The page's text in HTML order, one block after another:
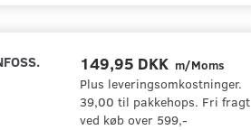
149,95 DKK m/Moms
Plus leveringsomkostninger.
39,00 til pakkehops. Fri fragt
ved køb over 599,-